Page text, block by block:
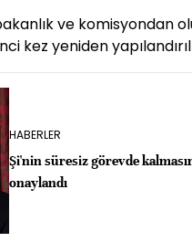
ve komisyondan
kez yeniden
HABERLER
Şi'nin süresiz görevde
onaylandı